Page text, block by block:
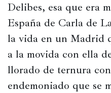
Delibes, esa que era
España de Carla de
la vida en un Madrid
a la movida con ella
llorado de ternura
endemoniado que se